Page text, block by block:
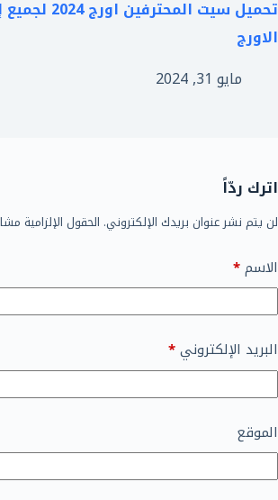
تحميل سيت
الاورج
مايو 31, 2024
اترك ردّاً
لن يتم نشر عنوان بريدك الإلكتروني. الحقول الإلزامية
الاسم*
البريد الإلكتروني*
الموقع